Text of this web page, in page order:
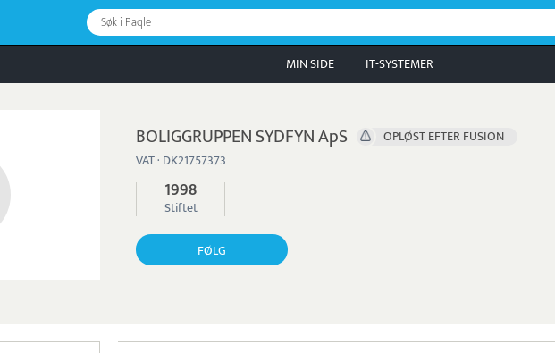
Søk i Paqle
MIN SIDE IT-SYSTEMER
BOLIGGRUPPEN SYDFYN ApS
OPLØST EFTER FUSION
VAT · DK21757373
1998
Stiftet
FØLG